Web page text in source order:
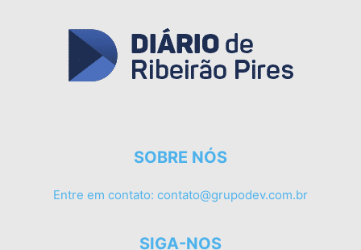
SOBRE NÓS
Entre em contato: contato@grupodev.com.br
SIGA-NOS